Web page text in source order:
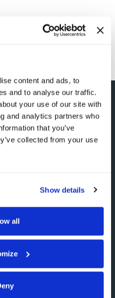
content and ads, to
and to analyse our traffic.
your use of our site with
and analytics partners who
that you’ve
collected from your use
Show details
all
gruppo con
offrendo soluzioni su
e aziende in cerca di spazi